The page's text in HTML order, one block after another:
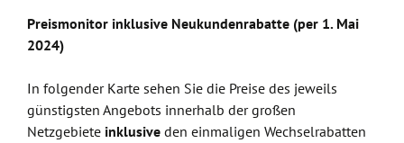
Preismonitor inklusive Neukundenrabatte (per 1. Mai
2024)
In folgender Karte sehen Sie die Preise des jeweils
günstigsten Angebots innerhalb der großen
Netzgebiete inklusive den einmaligen Wechselrabatten